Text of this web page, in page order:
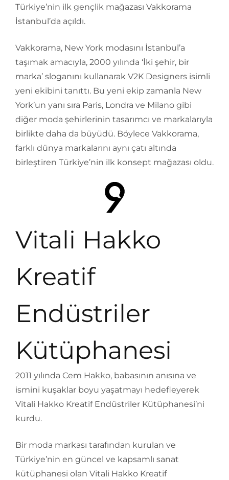
Türkiye’nin ilk gençlik mağazası Vakkorama
İstanbul’da açıldı.
Vakkorama, New York modasını İstanbul’a
taşımak amacıyla, 2000 yılında ‘İki şehir, bir
marka’ sloganını kullanarak V2K Designers isimli
yeni ekibini tanıttı. Bu yeni ekip zamanla New
York’un yanı sıra Paris, Londra ve Milano gibi
diğer moda şehirlerinin tasarımcı ve markalarıyla
birlikte daha da büyüdü. Böylece Vakkorama,
farklı dünya markalarını aynı çatı altında
birleştiren Türkiye’nin ilk konsept mağazası oldu.
Vitali Hakko
Kreatif
Endüstriler
Kütüphanesi
2011 yılında Cem Hakko, babasının anısına ve
ismini kuşaklar boyu yaşatmayı hedefleyerek
Vitali Hakko Kreatif Endüstriler Kütüphanesi’ni
kurdu.
Bir moda markası tarafından kurulan ve
Türkiye’nin en güncel ve kapsamlı sanat
kütüphanesi olan Vitali Hakko Kreatif